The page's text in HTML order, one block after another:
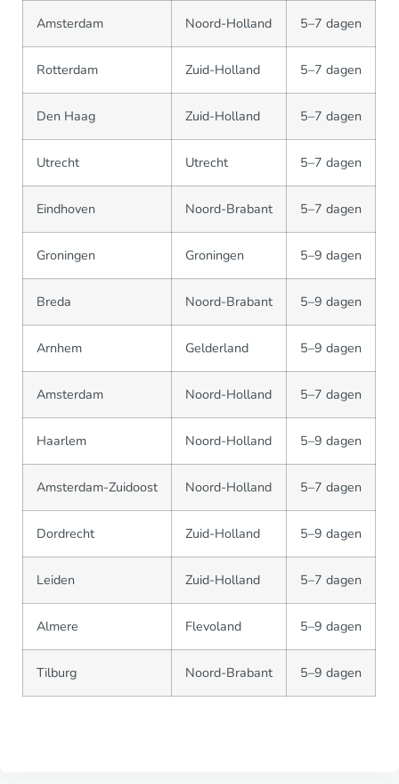
Amsterdam Noord-Holland 5–7 dagen
Rotterdam Zuid-Holland 5–7 dagen
Den Haag Zuid-Holland 5–7 dagen
Utrecht Utrecht 5–7 dagen
Eindhoven Noord-Brabant 5–7 dagen
Groningen Groningen 5–9 dagen
Breda Noord-Brabant 5–9 dagen
Arnhem Gelderland 5–9 dagen
Amsterdam Noord-Holland 5–7 dagen
Haarlem Noord-Holland 5–9 dagen
Amsterdam-Zuidoost Noord-Holland 5–7 dagen
Dordrecht Zuid-Holland 5–9 dagen
Leiden Zuid-Holland 5–7 dagen
Almere Flevoland 5–9 dagen
Tilburg Noord-Brabant 5–9 dagen